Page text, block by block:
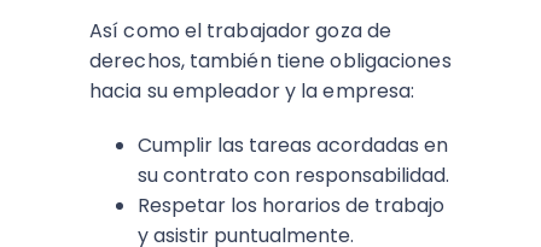
Así como el trabajador goza de
derechos, también tiene obligaciones
hacia su empleador y la empresa:
Cumplir las tareas acordadas en
su contrato con responsabilidad.
Respetar los horarios de trabajo
y asistir puntualmente.